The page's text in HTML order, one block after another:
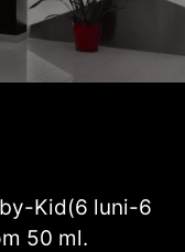
Kid(6 luni-6
50 ml.